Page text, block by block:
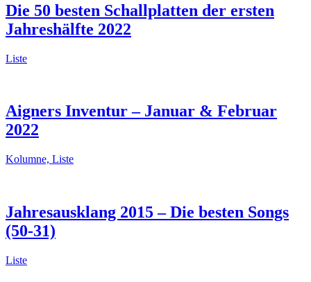
Die 50 besten Schallplatten der ersten
Jahreshälfte 2022
Liste
Aigners Inventur – Januar & Februar
2022
Kolumne, Liste
Jahresausklang 2015 – Die besten Songs
(50-31)
Liste